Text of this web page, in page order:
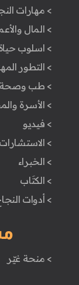
> مهارات
> المال
> اسلوب
> التطور
> طب وصحة
> الأسرة
> فيديو
> الاستشارات
> الخبراء
> الكتَاب
> أدوات
> منحة غيّر